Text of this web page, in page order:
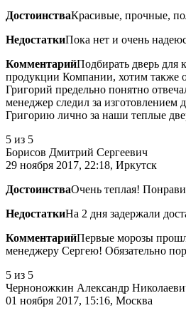
ДостоинстваКрасивые, прочные,
НедостаткиПока нет и очень
КомментарийПодбирать дверь для
продукции Компании, хотим также
Григорий предельно понятно
менеджер следил за изготовлением
Григорию лично за наши теплые
5 из 5
Борисов Дмитрий Сергеевич
29 ноября 2017, 22:18, Иркутск
ДостоинстваОчень теплая!
НедостаткиНа 2 дня задержали
КомментарийПервые морозы
менеджеру Сергею! Обязательно
5 из 5
Черноножкин Александр
01 ноября 2017, 15:16, Москва